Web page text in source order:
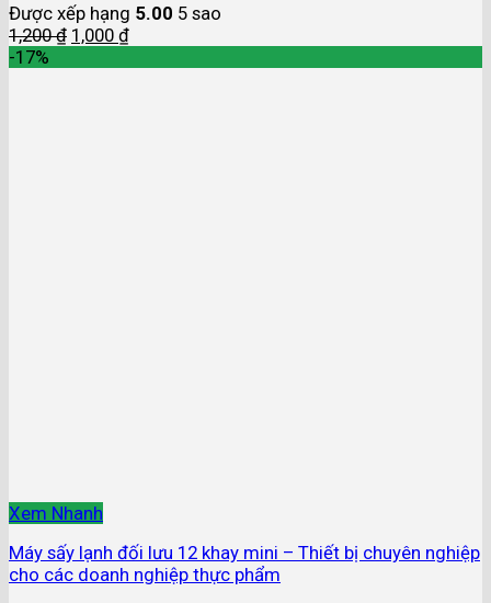
Được xếp hạng 5.00 5 sao
1,200₫ 1,000 ₫
-17%
Xem Nhanh
Máy sấy lạnh đối lưu 12 khay mini – Thiết bị chuyên nghiệp
cho các doanh nghiệp thực phẩm